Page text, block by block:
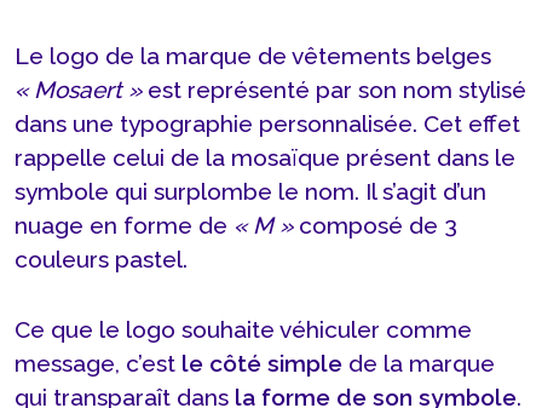
Le logo de la marque de vêtements belges
« Mosaert »est représenté par son nom stylisé
dans une typographie personnalisée. Cet effet
rappelle celui de la mosaïque présent dans le
symbole qui surplombe le nom. Il s’agit d’un
nuage en forme de « M »composé de 3
couleurs pastel.
Ce que le logo souhaite véhiculer comme
message, c’est le côté simple de la marque
qui transparaît dans la forme de son symbole.